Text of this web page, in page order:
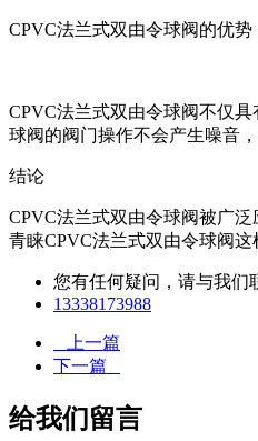
CPVC法兰式双由令球阀的优势
CPVC法兰式双由令球阀不仅
球阀的阀门操作不会产生噪音
结论
CPVC法兰式双由令球阀被广
青睐CPVC法兰式双由令球阀
您有任何疑问，请与我们
13338173988
上一篇
下一篇
给我们留言